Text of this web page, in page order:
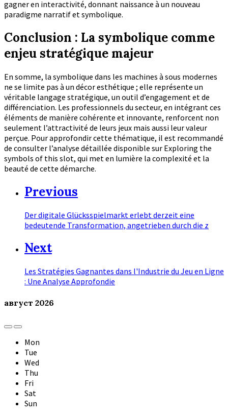
gagner en interactivité, donnant naissance à un nouveau
paradigme narratif et symbolique.
Conclusion : La symbolique comme
enjeu stratégique majeur
En somme, la symbolique dans les machines à sous modernes
ne se limite pas à un décor esthétique ; elle représente un
véritable langage stratégique, un outil d’engagement et de
différenciation. Les professionnels du secteur, en intégrant ces
éléments de manière cohérente et innovante, renforcent non
seulement l’attractivité de leurs jeux mais aussi leur valeur
perçue. Pour approfondir cette thématique, il est recommandé
de consulter l’analyse détaillée disponible sur Exploring the
symbols of this slot, qui met en lumière la complexité et la
beauté de cette démarche.
Previous
Der digitale Glücksspielmarkt erlebt derzeit eine
bedeutende Transformation, angetrieben durch die z
Next
Les Stratégies Gagnantes dans l'Industrie du Jeu en Ligne
: Une Analyse Approfondie
август 2026
Previous
Month
Next
Month
Mon
Tue
Wed
Thu
Fri
Sat
Sun